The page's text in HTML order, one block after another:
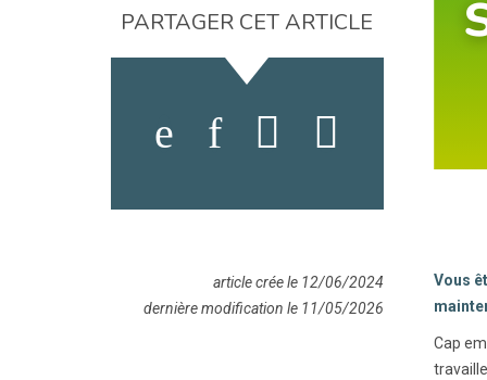
Vous
Cap
PARTAGER CET ARTICLE
article crée le 12/06/2024
dernière modification le 11/05/2026